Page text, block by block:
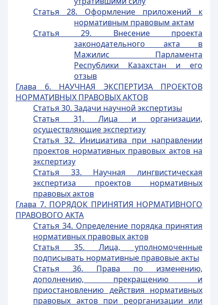
Статья 28. Оформление приложений к
нормативным правовым актам
Статья 29. Внесение проекта
законодательного акта в
Мажилис Парламента
Республики Казахстан и его
отзыв
Глава 6. НАУЧНАЯ ЭКСПЕРТИЗА ПРОЕКТОВ
НОРМАТИВНЫХ ПРАВОВЫХ АКТОВ
Статья 30. Задачи научной экспертизы
Статья 31. Лица и организации,
осуществляющие экспертизу
Статья 32. Инициатива при направлении
проектов нормативных правовых актов на
экспертизу
Статья 33. Научная лингвистическая
экспертиза проектов нормативных
правовых актов
Глава 7. ПОРЯДОК ПРИНЯТИЯ НОРМАТИВНОГО
ПРАВОВОГО АКТА
Статья 34. Определение порядка принятия
нормативных правовых актов
Статья 35. Лица, уполномоченные
подписывать нормативные правовые акты
Статья 36. Права по изменению,
дополнению, прекращению и
приостановлению действия нормативных
правовых актов при реорганизации или